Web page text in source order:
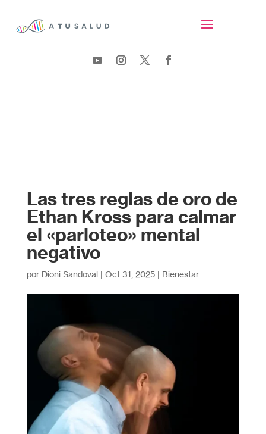
Las tres reglas de oro de
Ethan Kross para calmar
el «parloteo» mental
negativo
por Dioni Sandoval| Oct 31, 2025| Bienestar